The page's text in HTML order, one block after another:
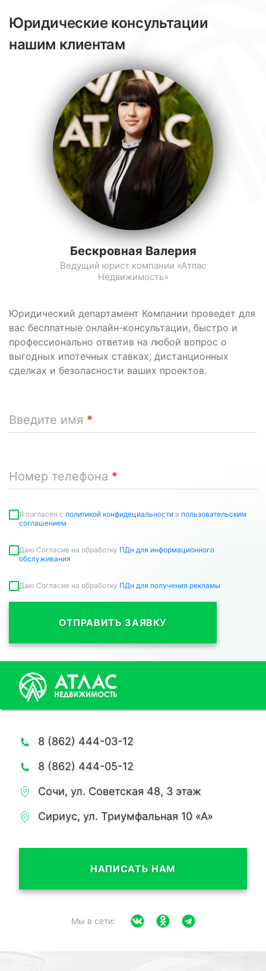
Юридические консультации
нашим клиентам
Юридический департамент Компании проведет для
вас бесплатные онлайн-консультации, быстро и
профессионально ответив на любой вопрос о
выгодных ипотечных ставках, дистанционных
сделках и безопасности ваших проектов.
Введите имя
Номер телефона
Я согласен c политикой конфидециальности и пользовательским
соглашением
Даю Согласие на обработку ПДн для информационного
обслуживания
Даю Согласие на обработку ПДн для получения рекламы
ОТПРАВИТЬ ЗАЯВКУ
Бескровная Валерия
Ведущий юрист компании «Атлас
Недвижимость»
8 (862) 444-03-12
8 (862) 444-05-12
Сочи, ул. Советская 48, 3 этаж
Сириус, ул. Триумфальная 10 «А»
НАПИСАТЬ НАМ
Мы в сети: